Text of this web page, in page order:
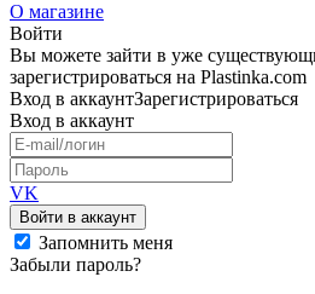
О магазине
Войти
Вы можете зайти в уже
зарегистрироваться на Plastinka.com
Вход в аккаунтЗарегистрироваться
Вход в аккаунт
VK
Войти в аккаунт
Запомнить меня
Забыли пароль?